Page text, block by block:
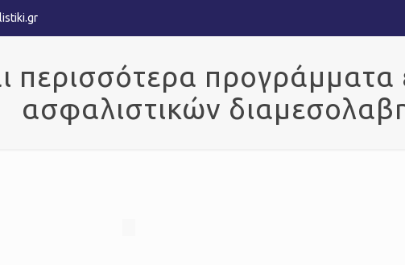
περισσότερα προγράμματα
ασφαλιστικών